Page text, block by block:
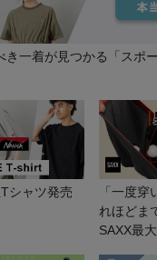
き一着が見つかる「スポ
シャツ発売
「一度
れほどま
SAXX最